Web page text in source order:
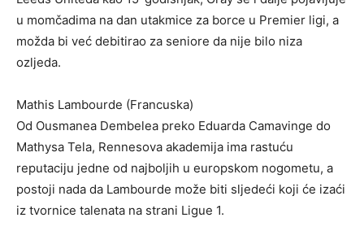
u momčadima na dan utakmice za borce u Premier ligi, a
možda bi već debitirao za seniore da nije bilo niza
ozljeda.
Mathis Lambourde (Francuska)
Od Ousmanea Dembelea preko Eduarda Camavinge do
Mathysa Tela, Rennesova akademija ima rastuću
reputaciju jedne od najboljih u europskom nogometu, a
postoji nada da Lambourde može biti sljedeći koji će izaći
iz tvornice talenata na strani Ligue 1.